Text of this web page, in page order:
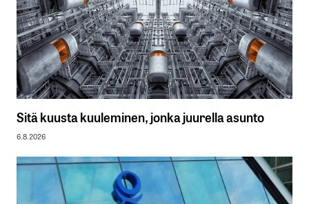
Sitä kuusta kuuleminen, jonka juurella asunto
6.8.2026